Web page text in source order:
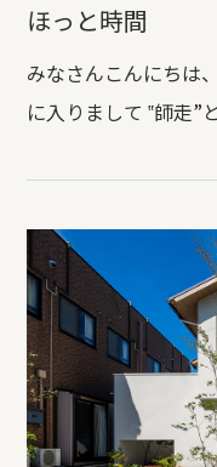
ほっと時間
みなさんこんにちは
に入りまして ‟師走”
ます。